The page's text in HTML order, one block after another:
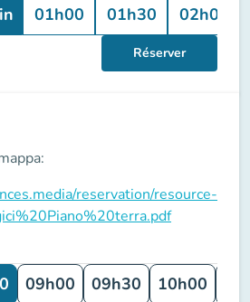
01h00 01h30 02h00
Réserver
reservation/resource-
09h00 09h30 10h00